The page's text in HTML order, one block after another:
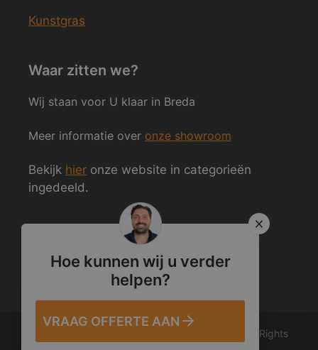
Hoe kunnen wij u verder
helpen?
VRAAG OFFERTE AAN
Kunstgras
Waar zitten we?
Wij staan voor U klaar in Breda
Meer informatie over onze showroom
Bekijk hier onze website in categorieën
ingedeeld.
Volg ons ook op Social Media
© 2012 – 2026 Van den Heuvel & Van Duuren. All Rights